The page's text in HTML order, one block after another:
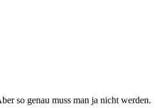
so genau muss man ja nicht werden.